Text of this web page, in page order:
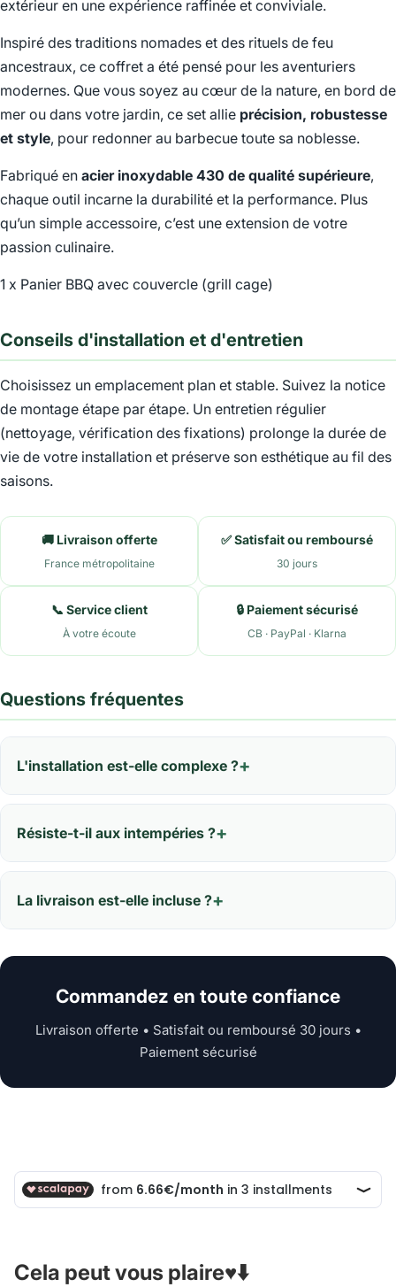
extérieur en une expérience raffinée et conviviale.
Inspiré des traditions nomades et des rituels de feu
ancestraux, ce coffret a été pensé pour les aventuriers
modernes. Que vous soyez au cœur de la nature, en bord de
mer ou dans votre jardin, ce set allie précision, robustesse
et style, pour redonner au barbecue toute sa noblesse.
Fabriqué en acier inoxydable 430 de qualité supérieure,
chaque outil incarne la durabilité et la performance. Plus
qu’un simple accessoire, c’est une extension de votre
passion culinaire.
1 x Panier BBQ avec couvercle (grill cage)
Conseils d'installation et d'entretien
Choisissez un emplacement plan et stable. Suivez la notice
de montage étape par étape. Un entretien régulier
(nettoyage, vérification des fixations) prolonge la durée de
vie de votre installation et préserve son esthétique au fil des
saisons.
🚚 Livraison offerte
France métropolitaine
✅ Satisfait ou remboursé
30 jours
📞 Service client
À votre écoute
🔒 Paiement sécurisé
CB · PayPal · Klarna
Questions fréquentes
L'installation est-elle complexe ?
Résiste-t-il aux intempéries ?
La livraison est-elle incluse ?
Commandez en toute confiance
Livraison offerte • Satisfait ou remboursé 30 jours •
Paiement sécurisé
Cela peut vous plaire♥️⬇️